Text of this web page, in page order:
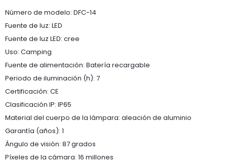
Número de modelo: DFC-14
Fuente de luz: LED
Fuente de luz LED: cree
Uso: Camping
Fuente de alimentación: Batería recargable
Periodo de iluminación (h): 7
Certificación: CE
Clasificación IP: IP65
Material del cuerpo de la lámpara: aleación de aluminio
Garantía (años): 1
Ángulo de visión: 87 grados
Píxeles de la cámara: 16 millones